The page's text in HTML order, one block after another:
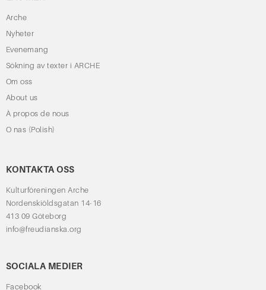
Arche
Nyheter
Evenemang
Sökning av texter i ARCHE
Om oss
About us
À propos de nous
O nas (Polish)
KONTAKTA OSS
Kulturföreningen Arche
Nordenskiöldsgatan 14-16
413 09 Göteborg
info@freudianska.org
SOCIALA MEDIER
Facebook